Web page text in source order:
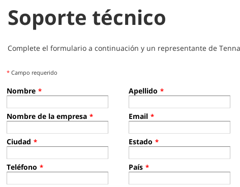
Soporte técnico
Complete el formulario a continuación y un representante de
* Campo requerido
Nombre * Apellido *
Nombre de la empresa * Email *
Ciudad * Estado *
Teléfono * País *